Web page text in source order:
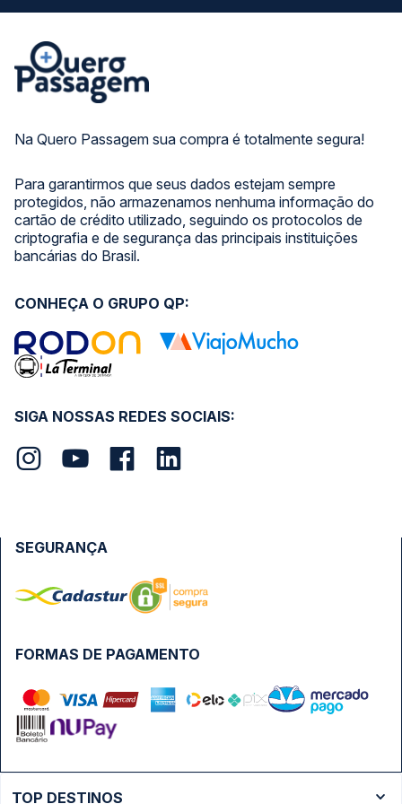
Na Quero Passagem sua compra é totalmente segura!
Para garantirmos que seus dados estejam sempre
protegidos, não armazenamos nenhuma informação do
cartão de crédito utilizado, seguindo os protocolos de
criptografia e de segurança das principais instituições
bancárias do Brasil.
SIGA NOSSAS REDES SOCIAIS:
CONHEÇA O GRUPO QP:
FORMAS DE PAGAMENTO
SEGURANÇA
TOP DESTINOS